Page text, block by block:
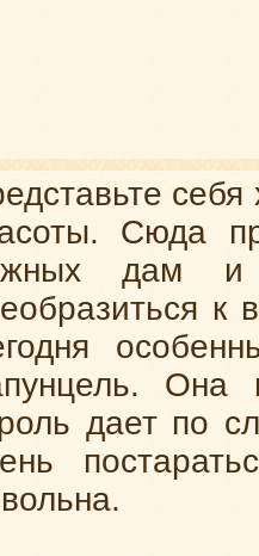
себя
Сюда
дам и
к
Она
дает по